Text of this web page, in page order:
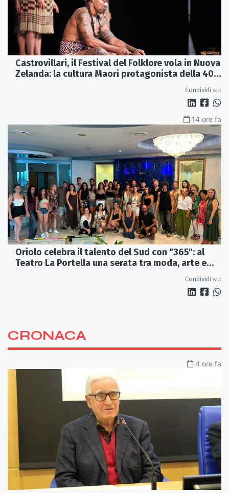
Castrovillari, il Festival del Folklore vola in Nuova
Zelanda: la cultura Maori protagonista della 40ª
Condividi su:
14 ore fa
Oriolo celebra il talento del Sud con "365": al
Teatro La Portella una serata tra moda, arte e
Condividi su:
CRONACA
4 ore fa